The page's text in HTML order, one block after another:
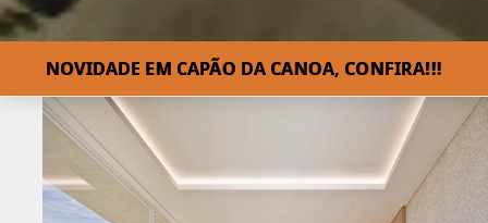
NOVIDADE EM CAPÃO DA CANOA, CONFIRA!!!